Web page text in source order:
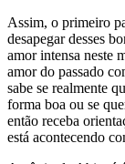
Assim, o primeiro
desapegar desses
amor intensa neste
amor do passado
sabe se realmente
forma boa ou se
então receba
está acontecendo